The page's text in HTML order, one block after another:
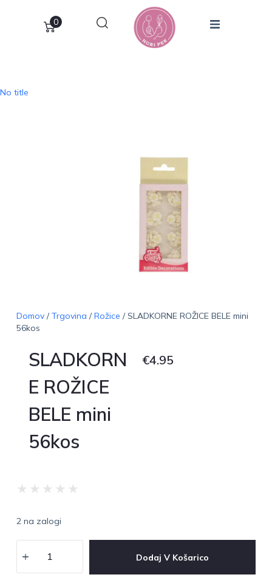
0
No title
Domov/Trgovina /Rožice / SLADKORNE ROŽICE BELE mini
56kos
SLADKORN
E ROŽICE
BELE mini
56kos
€4.95
★ ★ ★ ★ ★
2 na zalogi
Dodaj V Košarico